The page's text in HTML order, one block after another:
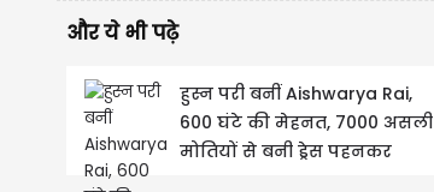
और ये भी पढ़े
हुस्न परी बनीं Aishwarya Rai,
600 घंटे की मेहनत, 7000 असली
मोतियों से बनी ड्रेस पहनकर